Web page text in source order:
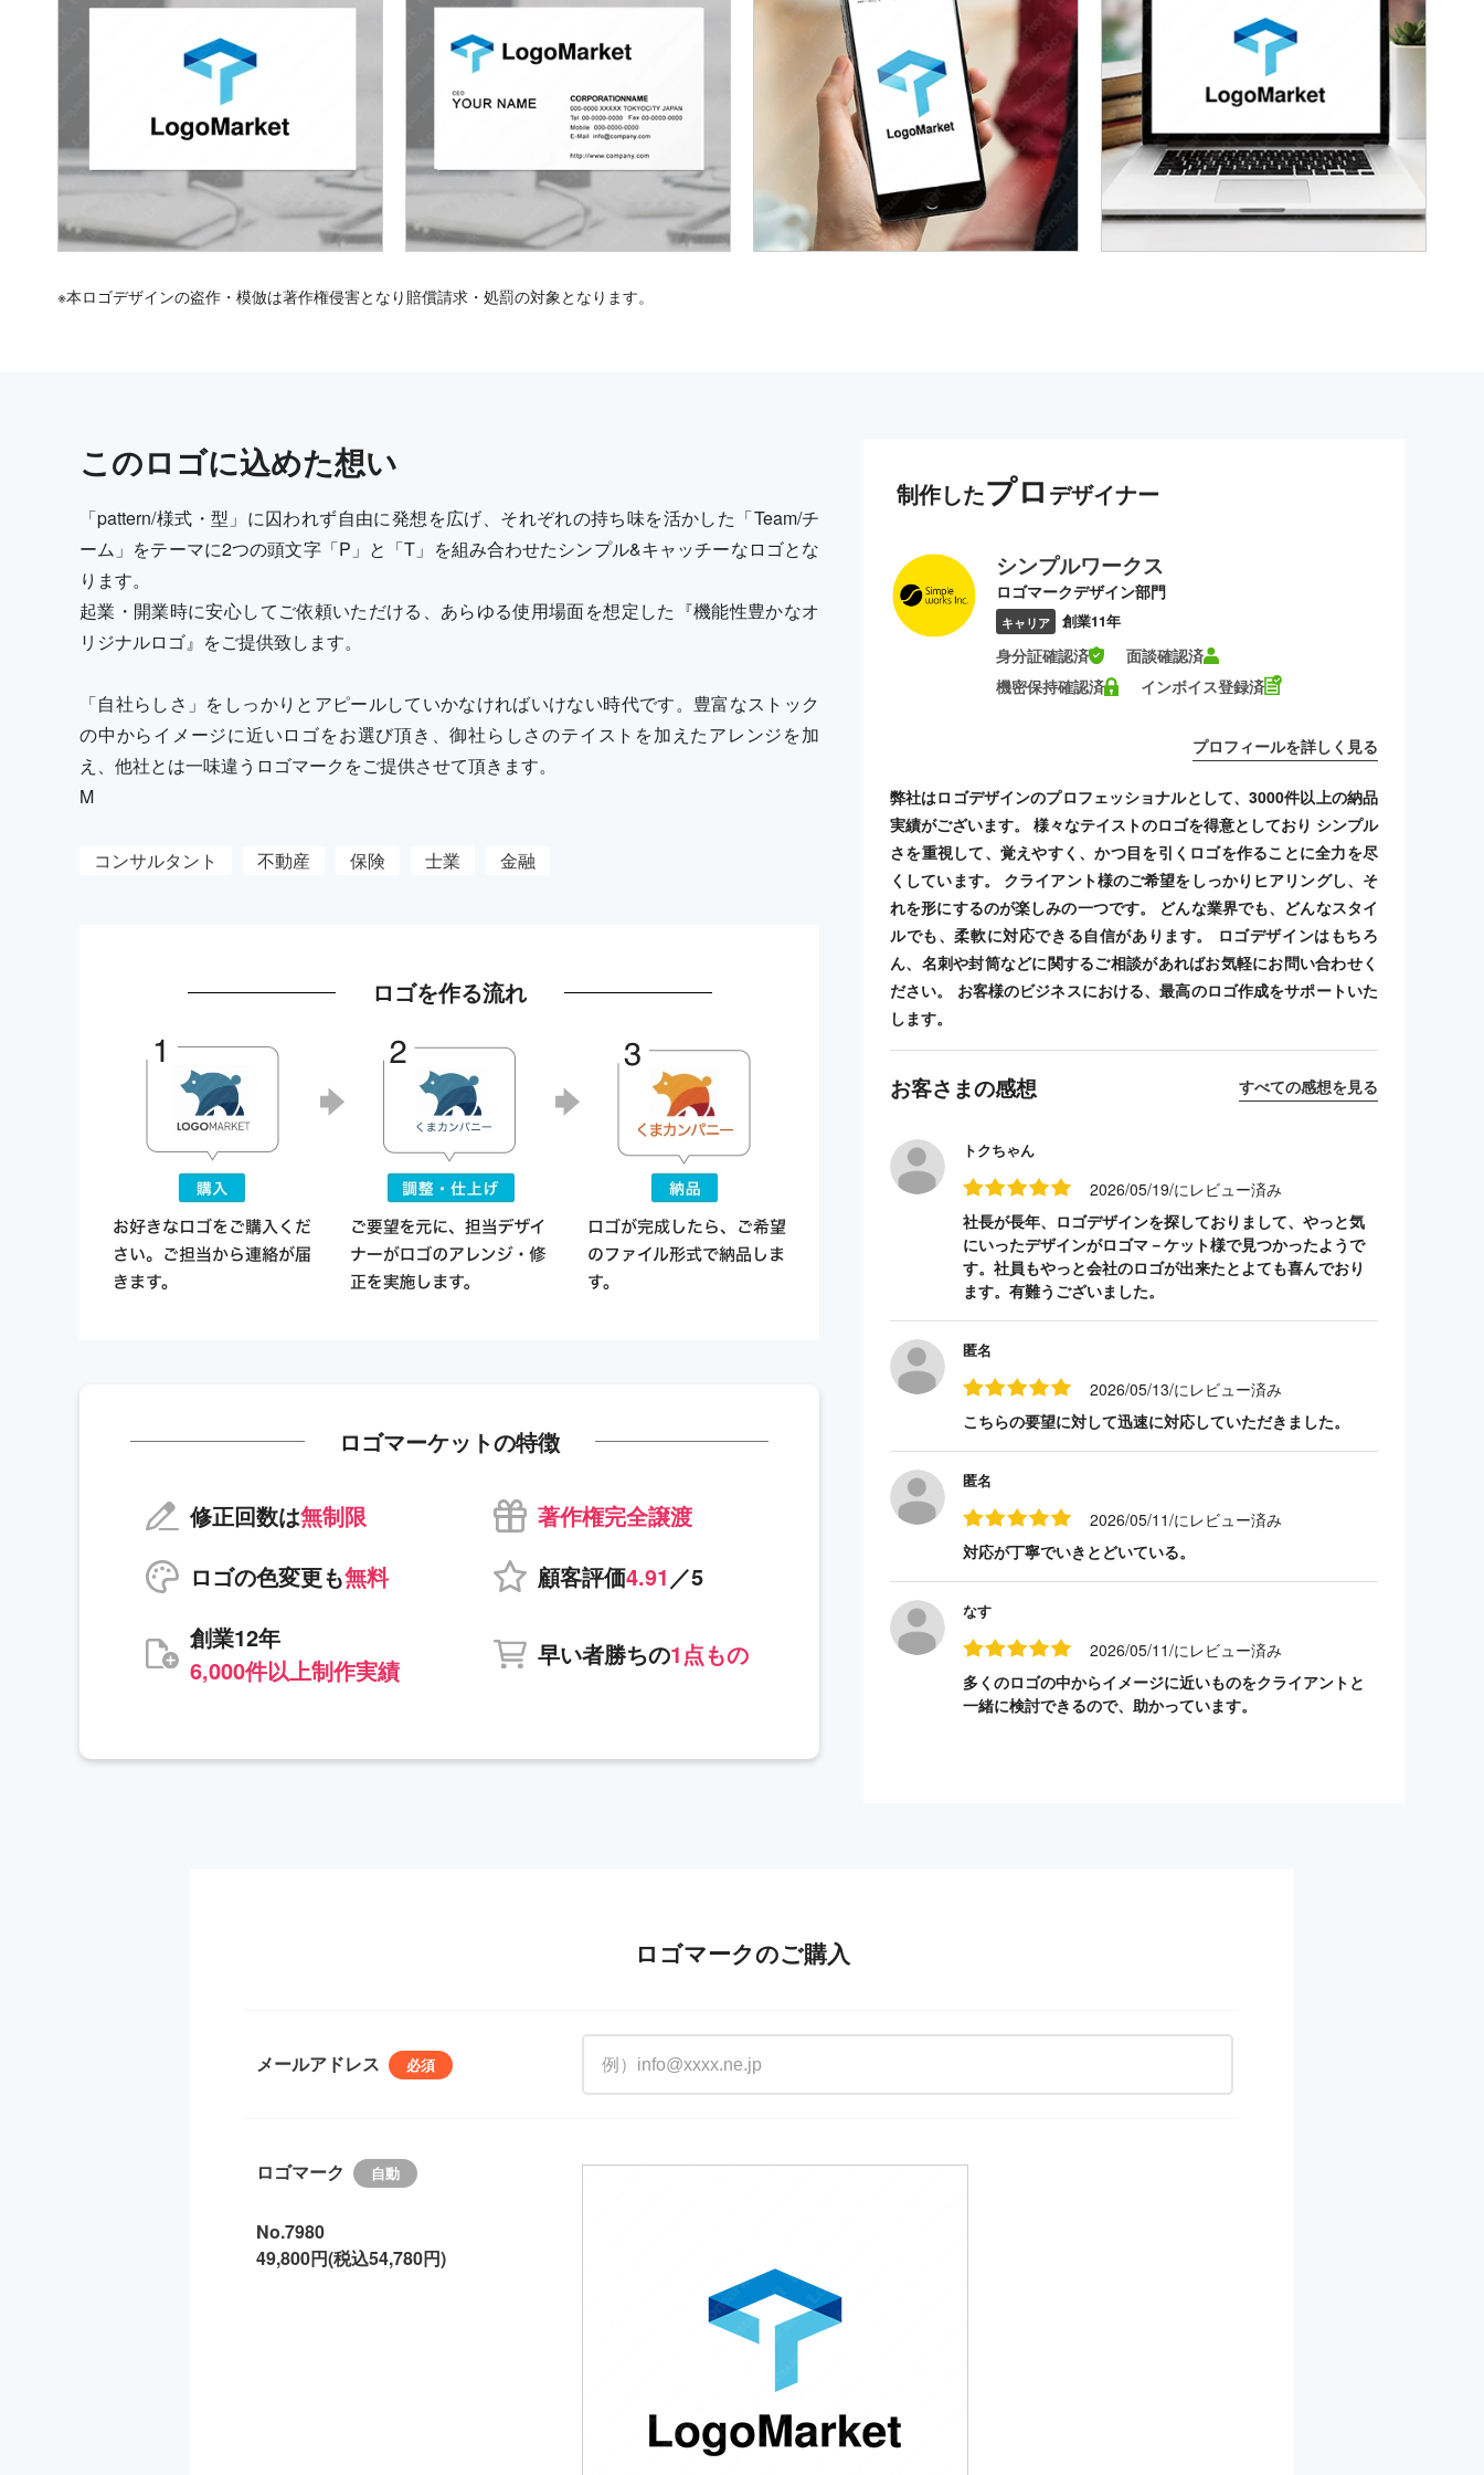
※本ロゴデザインの盗作・模倣は著作権侵害となり賠償請求・処罰の対象となります。
このロゴに込めた想い
「pattern/様式・型」に囚われず自由に発想を広げ、それぞれの持ち味を活かした「Team/チ
ーム」をテーマに2つの頭文字「P」と「T」を組み合わせたシンプル&キャッチーなロゴとな
ります。
起業・開業時に安心してご依頼いただける、あらゆる使用場面を想定した『機能性豊かなオ
リジナルロゴ』をご提供致します。
「自社らしさ」をしっかりとアピールしていかなければいけない時代です。豊富なストック
の中からイメージに近いロゴをお選び頂き、御社らしさのテイストを加えたアレンジを加
え、他社とは一味違うロゴマークをご提供させて頂きます。
M
コンサルタント 不動産 保険 士業 金融
ロゴを作る流れ
ロゴマーケットの特徴
修正回数は無制限
著作権完全譲渡
ロゴの色変更も無料 顧客評価4.91 ／5
創業12年
6,000件以上制作実績
早い者勝ちの1点もの
制作したプロ デザイナー
シンプルワークス
ロゴマークデザイン部門
キャリア 創業11年
身分証確認済
面談確認済
機密保持確認済
インボイス登録済
プロフィールを詳しく見る
弊社はロゴデザインのプロフェッショナルとして、3000件以上の納品
実績がございます。 様々なテイストのロゴを得意としており シンプル
さを重視して、覚えやすく、かつ目を引くロゴを作ることに全力を尽
くしています。 クライアント様のご希望をしっかりヒアリングし、そ
れを形にするのが楽しみの一つです。 どんな業界でも、どんなスタイ
ルでも、柔軟に対応できる自信があります。 ロゴデザインはもちろ
ん、名刺や封筒などに関するご相談があればお気軽にお問い合わせく
ださい。 お客様のビジネスにおける、最高のロゴ作成をサポートいた
します。
お客さまの感想 すべての感想を見る
トクちゃん
2026/05/19/にレビュー済み
社長が長年、ロゴデザインを探しておりまして、やっと気
にいったデザインがロゴマ－ケット様で見つかったようで
す。社員もやっと会社のロゴが出来たとよても喜んでおり
ます。有難うございました。
匿名
2026/05/13/にレビュー済み
こちらの要望に対して迅速に対応していただきました。
匿名
2026/05/11/にレビュー済み
対応が丁寧でいきとどいている。
なす
2026/05/11/にレビュー済み
多くのロゴの中からイメージに近いものをクライアントと
一緒に検討できるので、助かっています。
ロゴマークのご購入
メールアドレス
ロゴマーク
No.7980
49,800円(税込54,780円)